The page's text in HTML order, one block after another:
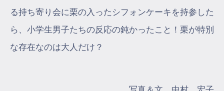
る持ち寄り会に栗の入ったシフォンケーキを持参した
ら、小学生男子たちの反応の鈍かったこと！栗が特別
な存在なのは大人だけ？